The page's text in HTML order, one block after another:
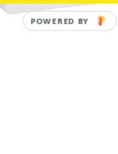
POWERED BY